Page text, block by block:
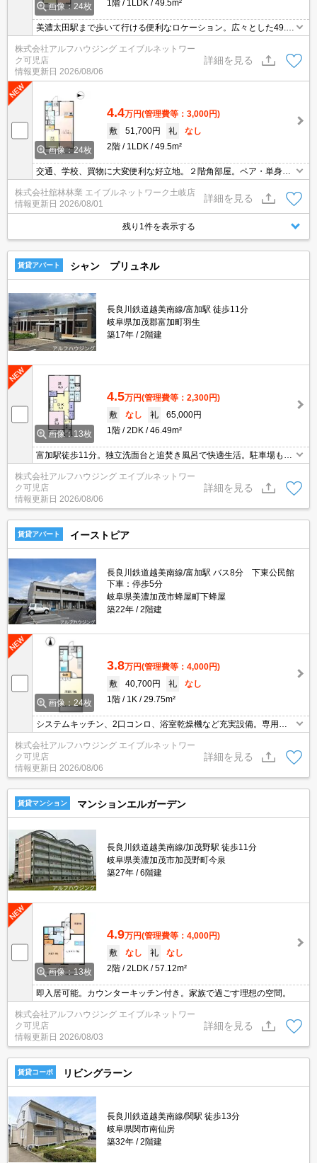
画像：24枚 1階 1LDK 49.5m²
美濃太田駅まで歩いて行ける便利なロケーション。広々とした49.5
㎡の1LDKは、システムキッチンや追い焚き機能付きバスルームを
備え、居心地の良い空間を提供します。
株式会社アルフハウジング エイブルネットワー
ク可児店
情報更新日 2026/08/06
詳細を見る
画像：24枚
4.4万円(管理費等：3,000円)
敷
51,700円 礼
なし
2階
1LDK 49.5m²
交通、学校、買物に大変便利な好立地。２階角部屋。ペア・単身ど
ちらにもお勧め。角部屋, 居室２階以上, 室内洗濯機置場, カメラ付イ
ンターホン, システムキッチン, 独立洗面所, 追焚き, シャワー付トイ
レ,
株式会社舘林林業 エイブルネットワーク土岐店
情報更新日 2026/08/01
詳細を見る
残り1件を表示する
賃貸アパート シャン プリュネル
長良川鉄道越美南線/富加駅 徒歩11分
岐阜県加茂郡富加町羽生
築17年
2階建
画像：13枚
4.5万円(管理費等：2,300円)
敷
なし 礼
65,000円
1階
2DK 46.49m²
富加駅徒歩11分。独立洗面台と追焚き風呂で快適生活。駐車場も用
意。
株式会社アルフハウジング エイブルネットワー
ク可児店
情報更新日 2026/08/06
詳細を見る
賃貸アパート イーストピア
長良川鉄道越美南線/富加駅 バス8分 下東公民館
下車：停歩5分
岐阜県美濃加茂市蜂屋町下蜂屋
築22年
2階建
画像：24枚
3.8万円(管理費等：4,000円)
敷
40,700円 礼
なし
1階
1K 29.75m²
システムキッチン、2口コンロ、浴室乾燥機など充実設備。専用庭
付き1Kで快適な毎日を過ごしませんか。
株式会社アルフハウジング エイブルネットワー
ク可児店
情報更新日 2026/08/06
詳細を見る
賃貸マンション マンションエルガーデン
長良川鉄道越美南線/加茂野駅 徒歩11分
岐阜県美濃加茂市加茂野町今泉
築27年
6階建
画像：13枚
4.9万円(管理費等：4,000円)
敷
なし 礼
なし
2階
2LDK 57.12m²
即入居可能。カウンターキッチン付き。家族で過ごす理想の空間。
株式会社アルフハウジング エイブルネットワー
ク可児店
情報更新日 2026/08/03
詳細を見る
賃貸コーポ リビングラーン
長良川鉄道越美南線/関駅 徒歩13分
岐阜県関市南仙房
築32年
2階建